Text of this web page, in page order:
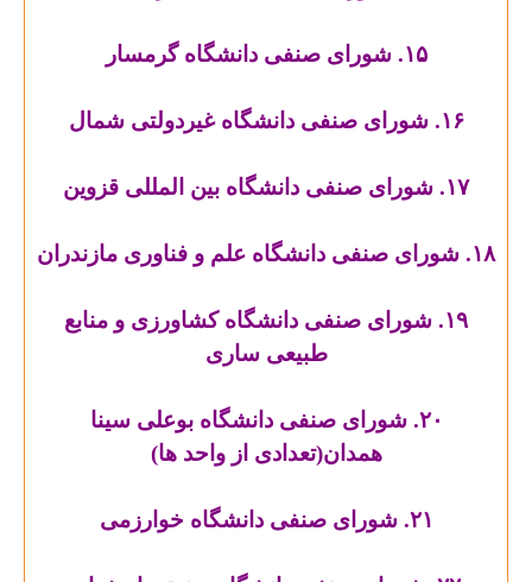
۱۵. شورای صنفی دانشگاه گرمسار
۱۶. شورای صنفی دانشگاه غیردولتی شمال
۱۷. شورای صنفی دانشگاه بین المللی قزوین
۱۸. شورای صنفی دانشگاه علم و فناوری مازندران
۱۹. شورای صنفی دانشگاه کشاورزی و منابع
طبیعی ساری
۲۰. شورای صنفی دانشگاه بوعلی سینا
همدان(تعدادی از واحد ها)
۲۱. شورای صنفی دانشگاه خوارزمی